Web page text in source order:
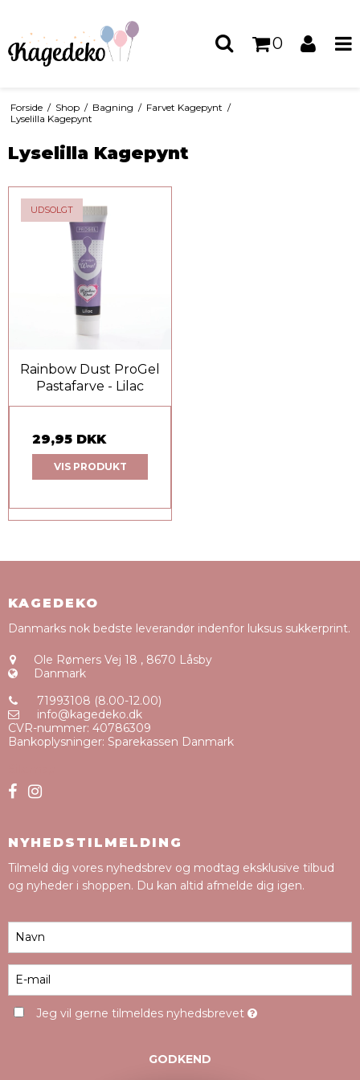
0
Forside / Shop / Bagning / Farvet Kagepynt /
Lyselilla Kagepynt
Lyselilla Kagepynt
UDSOLGT
Rainbow Dust ProGel
Pastafarve - Lilac
29,95 DKK
VIS PRODUKT
KAGEDEKO
Danmarks nok bedste leverandør indenfor luksus sukkerprint.
Ole Rømers Vej 18 , 8670 Låsby
Danmark
71993108 (8.00-12.00)
info@kagedeko.dk
CVR-nummer: 40786309
Bankoplysninger: Sparekassen Danmark
NYHEDSTILMELDING
Tilmeld dig vores nyhedsbrev og modtag eksklusive tilbud
og nyheder i shoppen. Du kan altid afmelde dig igen.
Jeg vil gerne tilmeldes nyhedsbrevet
GODKEND